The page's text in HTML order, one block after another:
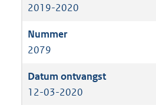
2019-2020
2079
12-03-2020